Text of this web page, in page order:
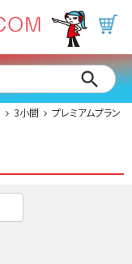
3小間 プレミアムプラン